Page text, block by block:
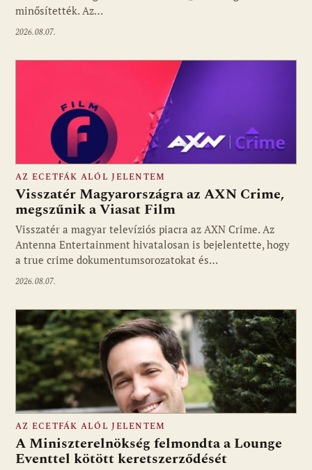
minősítették. Az…
2026.08.07.
Fotó: media1.hu
AZ ECETFÁK ALÓL JELENTEM
Visszatér Magyarországra az AXN Crime,
megszűnik a Viasat Film
Visszatér a magyar televíziós piacra az AXN Crime. Az
Antenna Entertainment hivatalosan is bejelentette, hogy
a true crime dokumentumsorozatokat és…
2026.08.07.
AZ ECETFÁK ALÓL JELENTEM
A Miniszterelnökség felmondta a Lounge
Eventtel kötött keretszerződését